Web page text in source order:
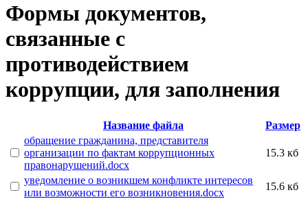
Формы документов,
связанные с
противодействием
коррупции, для заполнения
Название файла
Размер
обращение гражданина, представителя
организации по фактам коррупционных
правонарушений.docx
15.3 кб
уведомление о возникшем конфликте интересов
или возможности его возникновения.docx
15.6 кб